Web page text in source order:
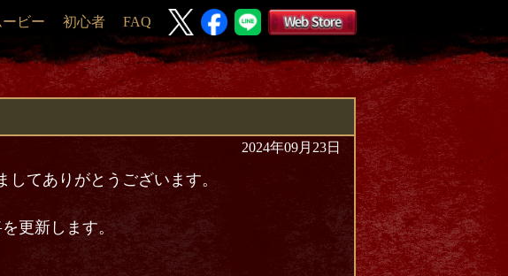
ービー 初心者 FAQ
2024年09月23日
てありがとうございます。
更新します。